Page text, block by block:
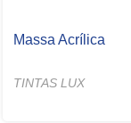
Massa Acrílica
TINTAS LUX